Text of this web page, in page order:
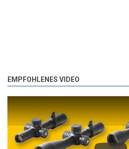
EMPFOHLENES VIDEO